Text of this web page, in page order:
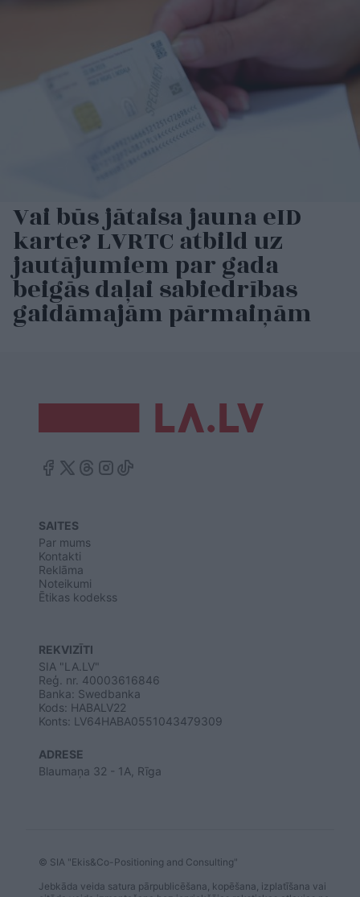
Vai būs jātaisa jauna eID
karte? LVRTC atbild uz
jautājumiem par gada
beigās daļai sabiedrības
gaidāmajām pārmaiņām
SAITES
Par mums
Kontakti
Reklāma
Noteikumi
Ētikas kodekss
REKVIZĪTI
SIA "LA.LV"
Reģ. nr. 40003616846
Banka: Swedbanka
Kods: HABALV22
Konts: LV64HABA0551043479309
ADRESE
Blaumaņa 32 - 1A, Rīga
© SIA "Ekis&Co-Positioning and Consulting"
Jebkāda veida satura pārpublicēšana, kopēšana, izplatīšana vai